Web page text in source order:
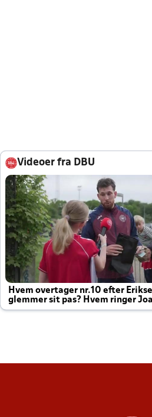
Videoer fra DBU
Hvem overtager nr.10 efter
glemmer sit pas? Hvem ringer
altid til efter kampe?